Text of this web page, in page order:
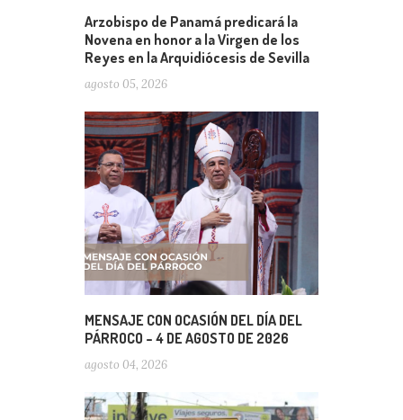
Arzobispo de Panamá predicará la
Novena en honor a la Virgen de los
Reyes en la Arquidiócesis de Sevilla
agosto 05, 2026
MENSAJE CON OCASIÓN DEL DÍA DEL
PÁRROCO – 4 DE AGOSTO DE 2026
agosto 04, 2026